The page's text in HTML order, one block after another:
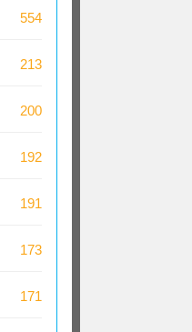
554
213
200
192
191
173
171